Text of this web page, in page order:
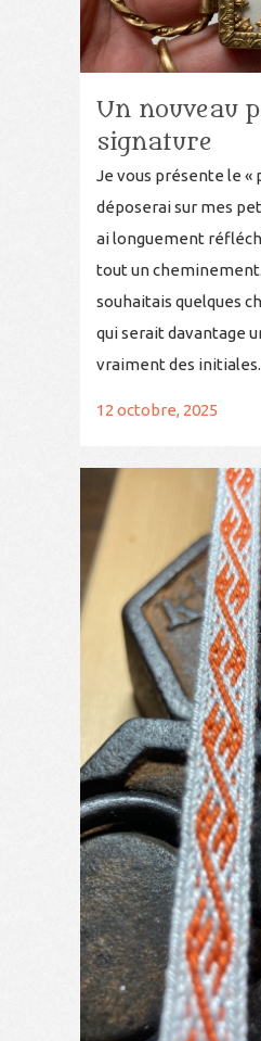
Un nouveau
signature
Je vous présente le «
déposerai sur mes
ai longuement
tout un
souhaitais quelques
qui serait davantage
vraiment des initiales.
12 octobre, 2025